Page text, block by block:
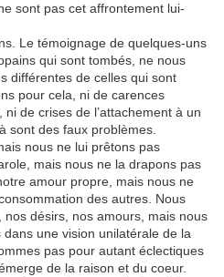
sont pas cet affrontement lui-
Le témoignage de quelques-uns
qui sont tombés, ne nous
différentes de celles qui sont
pour cela, ni de carences
de crises de l’attachement à un
sont des faux problèmes.
nous ne lui prêtons pas
mais nous ne la drapons pas
amour propre, mais nous ne
des autres. Nous
désirs, nos amours, mais nous
une vision unilatérale de la
pas pour autant éclectiques
de la raison et du coeur.